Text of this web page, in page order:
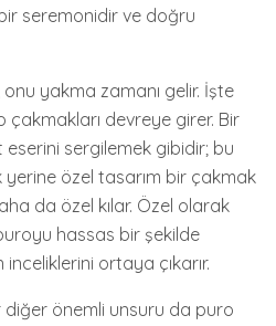
seremonidir ve doğru
yakma zamanı gelir. İşte
devreye girer. Bir
sergilemek gibidir; bu
özel tasarım bir çakmak
da özel kılar. Özel olarak
hassas bir şekilde
ortaya çıkarır.
önemli unsuru da puro